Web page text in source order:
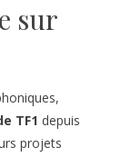
sur
TF1 depuis
projets